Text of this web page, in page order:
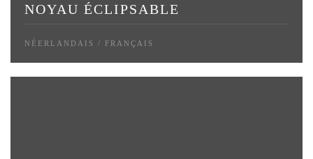
NOYAU ÉCLIPSABLE
NÉERLANDAIS / FRANÇAIS